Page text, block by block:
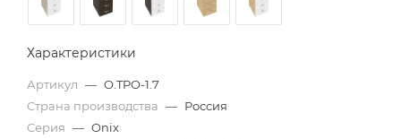
Характеристики
Артикул — O.TPO-1.7
Страна производства — Россия
Серия — Onix